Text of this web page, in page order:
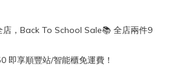
店，Back To School Sale📚 全店兩件9
即享順豐站/智能櫃免運費！